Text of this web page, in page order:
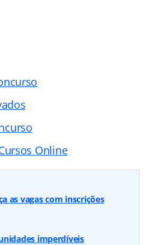
Online
as vagas com inscrições
imperdíveis